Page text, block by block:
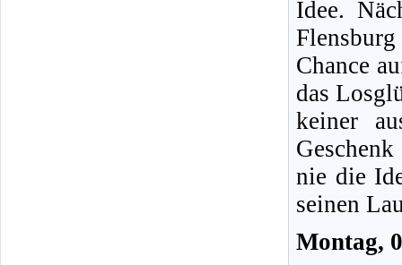
Idee.
Chance
das
keiner
nie die
seinen
Montag,